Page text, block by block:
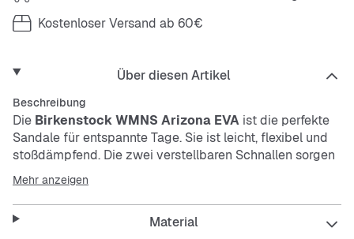
Kostenloser Versand ab 60€
Über diesen Artikel
Beschreibung
Die Birkenstock WMNS Arizona EVA ist die perfekte
Sandale für entspannte Tage. Sie ist leicht, flexibel und
stoßdämpfend. Die zwei verstellbaren Schnallen sorgen
für den perfekten Sitz. Die glatte Oberfläche macht sie
besonders pflegeleicht und strapazierfähig.
Mehr anzeigen
Material